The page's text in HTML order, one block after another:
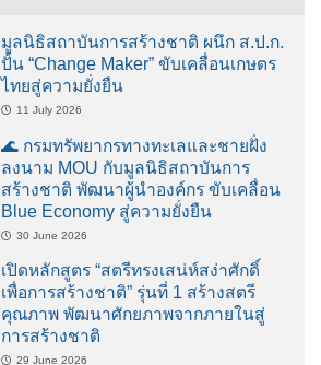
มูลนิธิสถาบันการสร้างชาติ ผนึก ส.ป.ก.
ปั้น “Change Maker” ขับเคลื่อนเกษตร
ไทยสู่ความยั่งยืน
11 July 2026
🌊 กรมทรัพยากรทางทะเลและชายฝั่ง
ลงนาม MOU กับมูลนิธิสถาบันการ
สร้างชาติ พัฒนาผู้นำองค์กร ขับเคลื่อน
Blue Economy สู่ความยั่งยืน
30 June 2026
เปิดหลักสูตร “สตรีทรงเสน่ห์สง่าศักดิ์
เพื่อการสร้างชาติ” รุ่นที่ 1 สร้างสตรี
คุณภาพ พัฒนาศักยภาพจากภายในสู่
การสร้างชาติ
29 June 2026